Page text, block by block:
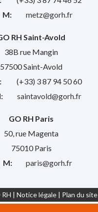
M:
metz@gorh.fr
RH Saint-Avold
38B rue Mangin
57500 Saint-Avold
(+33) 3 87 94 50 60
saintavold@gorh.fr
GO RH Paris
50, rue Magenta
75010 Paris
M:
paris@gorh.fr
| Notice légale | Plan du site